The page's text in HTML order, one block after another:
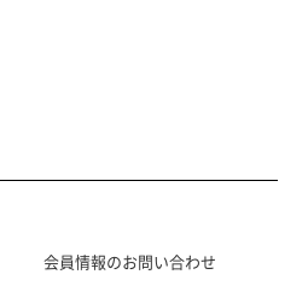
会員情報のお問い合わせ